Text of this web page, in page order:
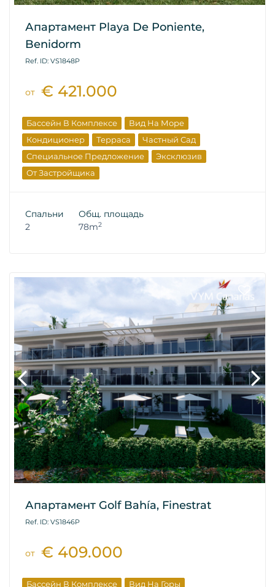
Апартамент Playa De Poniente,
Benidorm
Ref. ID: VS1848P
от € 421.000
Бассейн В Комплексе
Вид На Море
Кондиционер
Терраса
Частный Сад
Специальное Предложение
Эксклюзив
От Застройщика
Спальни
2
Общ. площадь
78m2
Апартамент Golf Bahía, Finestrat
Ref. ID: VS1846P
от € 409.000
Бассейн В Комплексе Вид На Горы